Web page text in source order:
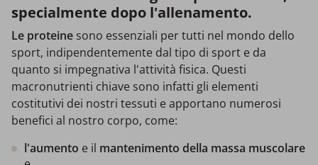
specialmente dopo l'allenamento.
Le proteine sono essenziali per tutti nel mondo dello
sport, indipendentemente dal tipo di sport e da
quanto si impegnativa l'attività fisica. Questi
macronutrienti chiave sono infatti gli elementi
costitutivi dei nostri tessuti e apportano numerosi
benefici al nostro corpo, come:
l'aumento e il mantenimento della massa muscolare